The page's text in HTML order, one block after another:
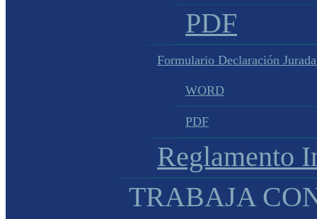
PDF
Formulario Declaración
WORD
PDF
Reglamento
TRABAJA